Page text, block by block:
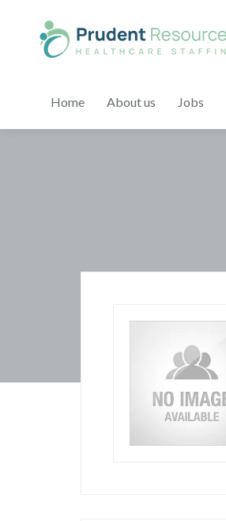
Home About us Jobs